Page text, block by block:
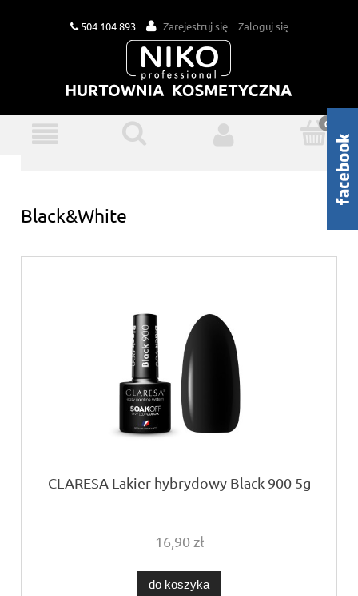
504 104 893 Zarejestruj się Zaloguj się
Black&White
CLARESA Lakier hybrydowy Black 900 5g
16,90 zł
do koszyka